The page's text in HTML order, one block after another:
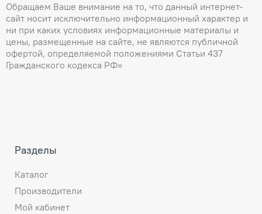
Обращаем Ваше внимание на то, что данный интернет-
сайт носит исключительно информационный характер и
ни при каких условиях информационные материалы и
цены, размещенные на сайте, не являются публичной
офертой, определяемой положениями Статьи 437
Гражданского кодекса РФ»
Разделы
Каталог
Производители
Мой кабинет